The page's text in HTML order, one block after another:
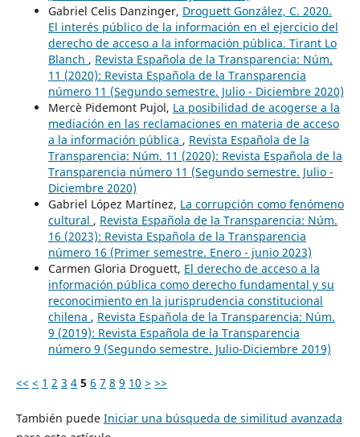
Gabriel Celis Danzinger, Droguett González, C. 2020.
El interés público de la información en el ejercicio del
derecho de acceso a la información pública. Tirant Lo
Blanch , Revista Española de la Transparencia: Núm.
11 (2020): Revista Española de la Transparencia
número 11 (Segundo semestre. Julio - Diciembre 2020)
Mercè Pidemont Pujol, La posibilidad de acogerse a la
mediación en las reclamaciones en materia de acceso
a la información pública , Revista Española de la
Transparencia: Núm. 11 (2020): Revista Española de la
Transparencia número 11 (Segundo semestre. Julio -
Diciembre 2020)
Gabriel López Martínez, La corrupción como fenómeno
cultural , Revista Española de la Transparencia: Núm.
16 (2023): Revista Española de la Transparencia
número 16 (Primer semestre. Enero - junio 2023)
Carmen Gloria Droguett, El derecho de acceso a la
información pública como derecho fundamental y su
reconocimiento en la jurisprudencia constitucional
chilena , Revista Española de la Transparencia: Núm.
9 (2019): Revista Española de la Transparencia
número 9 (Segundo semestre. Julio-Diciembre 2019)
<< < 1 2 3 4 5 6 7 8 9 10 > >>
También puede Iniciar una búsqueda de similitud avanzada